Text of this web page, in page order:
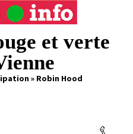
et verte
» Robin Hood